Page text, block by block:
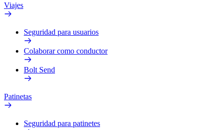
Viajes
Seguridad para usuarios
Colaborar como conductor
Bolt Send
Patinetas
Seguridad para patinetes